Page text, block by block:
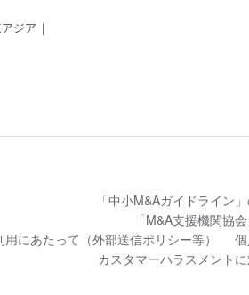
ジア
「中小M&Aガイドライン
「M&A支援機関協
用にあたって（外部送信ポリシー等）
カスタマーハラスメント